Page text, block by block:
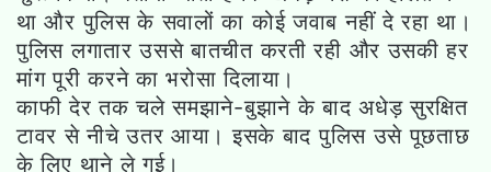
था और पुलिस के सवालों का कोई जवाब नहीं दे रहा था।
पुलिस लगातार उससे बातचीत करती रही और उसकी हर
मांग पूरी करने का भरोसा दिलाया।
काफी देर तक चले समझाने-बुझाने के बाद अधेड़ सुरक्षित
टावर से नीचे उतर आया। इसके बाद पुलिस उसे पूछताछ
के लिए थाने ले गई।